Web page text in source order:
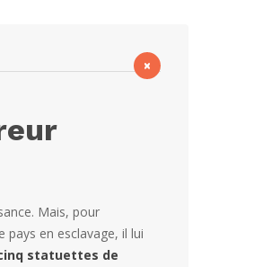
×
Mais, pour
en esclavage, il lui
statuettes de